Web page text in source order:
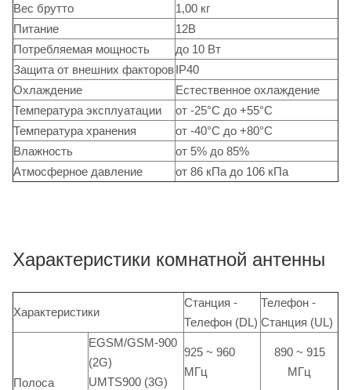
Вес брутто
1,00 кг
Питание
12В
Потребляемая мощность
до 10 Вт
Защита от внешних факторовIP40
Охлаждение
Естественное охлаждение
Температура эксплуатации
от -25°С до +55°С
Температура хранения
от -40°С до +80°С
Влажность
от 5% до 85%
Атмосферное давление
от 86 кПа до 106 кПа
Характеристики комнатной антенны
Характеристики
Станция -
Телефон (DL)
Телефон -
Станция (UL)
Полоса
EGSM/GSM-900
(2G)
UMTS900 (3G)
925 ~ 960
МГц
890 ~ 915
МГц